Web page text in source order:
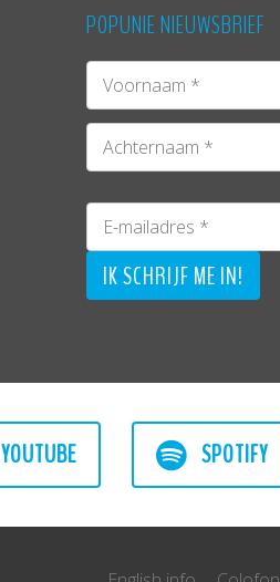
POPUNIE NIEUWSBRIEF
YOUTUBE SPOTIFY